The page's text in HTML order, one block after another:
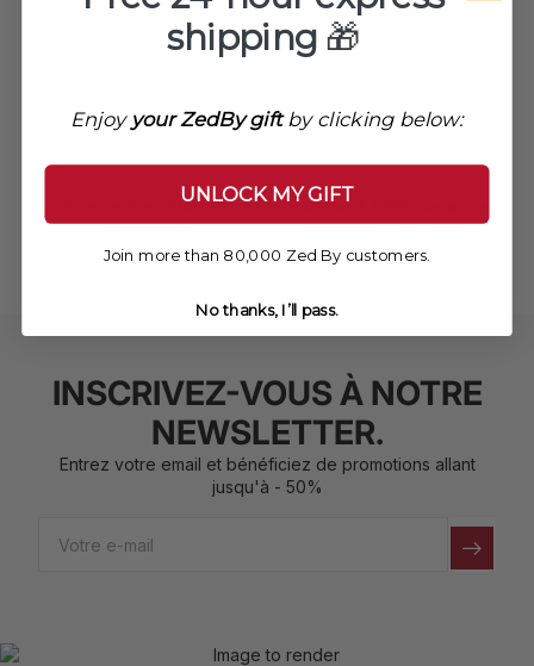
Un service client à votre
Expédié en 24h
Paiement en 3/4 fois
disponible
Alma / Klarna
Paiement 100% sécurisé
Paypal
INSCRIVEZ-VOUS À NOTRE
NEWSLETTER.
Entrez votre email et bénéficiez de promotions allant
jusqu'à - 50%
shipping 🎁
Enjoy your ZedBy giftby clicking below:
UNLOCK MY GIFT
Join more than 80,000 Zed By customers.
No thanks, I’ll pass.